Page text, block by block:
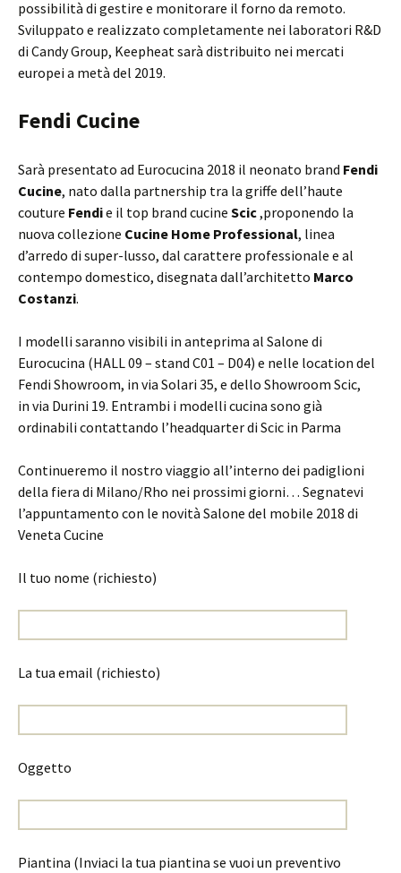
possibilità di gestire e monitorare il forno da remoto.
Sviluppato e realizzato completamente nei laboratori R&D
di Candy Group, Keepheat sarà distribuito nei mercati
europei a metà del 2019.
Fendi Cucine
Sarà presentato ad Eurocucina 2018 il neonato brand Fendi
Cucine, nato dalla partnership tra la griffe dell’haute
couture Fendie il top brand cucine Scic,proponendo la
nuova collezione Cucine Home Professional, linea
d’arredo di super-lusso, dal carattere professionale e al
contempo domestico, disegnata dall’architetto Marco
Costanzi.
I modelli saranno visibili in anteprima al Salone di
Eurocucina (HALL 09 – stand C01 – D04) e nelle location del
Fendi Showroom, in via Solari 35, e dello Showroom Scic,
in via Durini 19. Entrambi i modelli cucina sono già
ordinabili contattando l’headquarter di Scic in Parma
Continueremo il nostro viaggio all’interno dei padiglioni
della fiera di Milano/Rho nei prossimi giorni… Segnatevi
l’appuntamento con le novità Salone del mobile 2018 di
Veneta Cucine
Il tuo nome (richiesto)
La tua email (richiesto)
Oggetto
Piantina (Inviaci la tua piantina se vuoi un preventivo